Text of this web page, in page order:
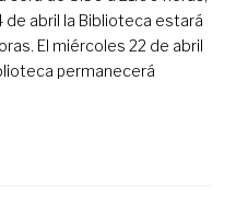
de abril la Biblioteca estará
El miércoles 22 de abril
permanecerá